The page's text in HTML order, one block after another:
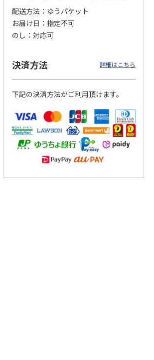
配送方法
ゆうパケット
お届け日
指定不可
のし
対応可
決済方法 詳細はこちら
下記の決済方法がご利用頂けます。